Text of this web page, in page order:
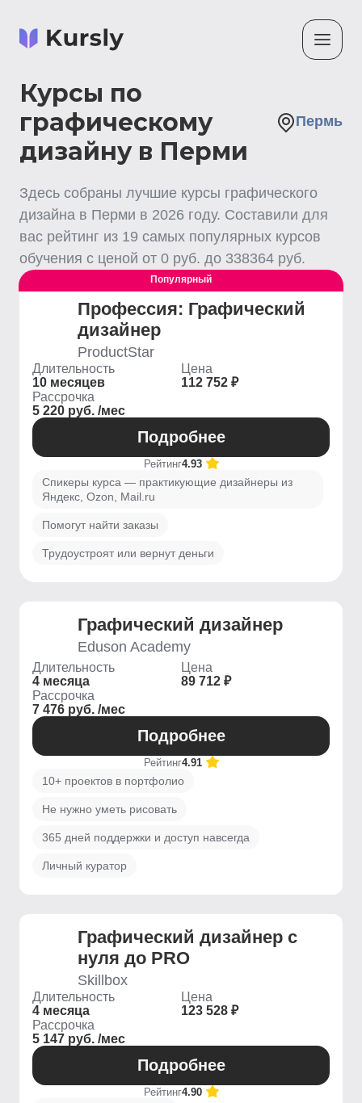
Курсы по
графическому
дизайну в Перми
Пермь
Здесь собраны лучшие курсы графического
дизайна в Перми в 2026 году. Составили для
вас рейтинг из 19 самых популярных курсов
обучения с ценой от 0 руб. до 338364 руб.
Популярный
Профессия: Графический
дизайнер
ProductStar
Длительность
10 месяцев
Цена
112 752 ₽
Рассрочка
5 220 руб. /мес
Подробнее
Рейтинг4.93
Спикеры курса — практикующие дизайнеры из
Яндекс, Ozon, Mail.ru
Помогут найти заказы
Трудоустроят или вернут деньги
Графический дизайнер
Eduson Academy
Длительность
4 месяца
Цена
89 712 ₽
Рассрочка
7 476 руб. /мес
Подробнее
Рейтинг4.91
10+ проектов в портфолио
Не нужно уметь рисовать
365 дней поддержки и доступ навсегда
Личный куратор
Графический дизайнер с
нуля до PRO
Skillbox
Длительность
4 месяца
Цена
123 528 ₽
Рассрочка
5 147 руб. /мес
Подробнее
Рейтинг4.90